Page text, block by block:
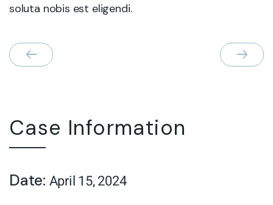
soluta nobis est eligendi.
Case Information
Date: April 15, 2024